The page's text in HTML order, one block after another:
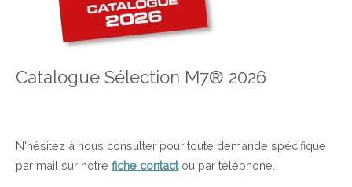
Catalogue Sélection M7® 2026
N'hésitez à nous consulter pour toute demande spécifique
par mail sur notre fiche contact ou par téléphone.